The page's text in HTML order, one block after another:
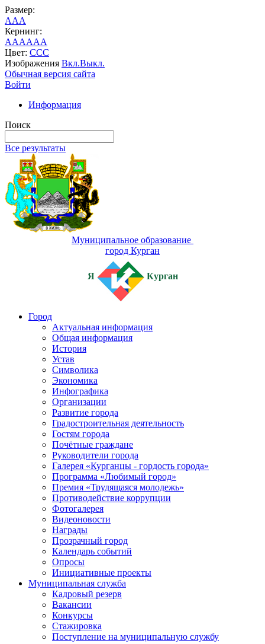
Размер:
AAA
Кернинг:
AAAAAA
Цвет: CCC
Изображения Вкл.Выкл.
Обычная версия сайта
Войти
Информация
Поиск
Все результаты
Муниципальное образование
город Курган
Я Курган
Город
Актуальная информация
Общая информация
История
Устав
Символика
Экономика
Инфографика
Организации
Развитие города
Градостроительная деятельность
Гостям города
Почётные граждане
Руководители города
Галерея «Курганцы - гордость города»
Программа «Любимый город»
Премия «Трудящаяся молодежь»
Противодействие коррупции
Фотогалерея
Видеоновости
Награды
Прозрачный город
Календарь событий
Опросы
Инициативные проекты
Муниципальная служба
Кадровый резерв
Вакансии
Конкурсы
Стажировка
Поступление на муниципальную службу